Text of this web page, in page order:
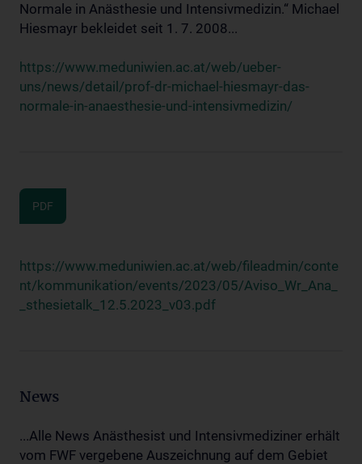
Normale in Anästhesie und Intensivmedizin.“ Michael
Hiesmayr bekleidet seit 1. 7. 2008...
https://www.meduniwien.ac.at/web/ueber-
uns/news/detail/prof-dr-michael-hiesmayr-das-
normale-in-anaesthesie-und-intensivmedizin/
PDF
https://www.meduniwien.ac.at/web/fileadmin/conte
nt/kommunikation/events/2023/05/Aviso_Wr_Ana_
_sthesietalk_12.5.2023_v03.pdf
News
...Alle News Anästhesist und Intensivmediziner erhält
vom FWF vergebene Auszeichnung auf dem Gebiet